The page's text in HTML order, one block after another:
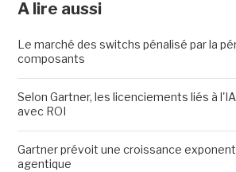
A lire aussi
Le marché des switchs pénalisé par la
composants
Selon Gartner, les licenciements liés à
avec ROI
Gartner prévoit une croissance
agentique